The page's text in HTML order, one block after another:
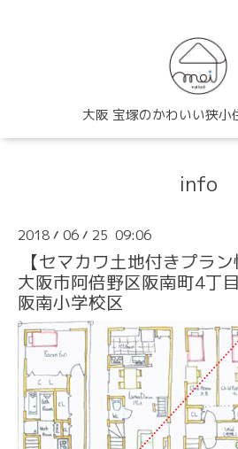
大阪 宝塚のかわいい狭
info
2018 / 06 / 25 09:06
【セマカワ土地付きプラン
大阪市阿倍野区阪南町4丁
阪南小学校区